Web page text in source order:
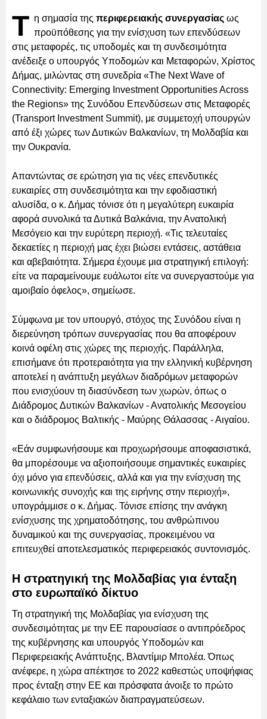
Τ η σημασία της περιφερειακής συνεργασίας ως
προϋπόθεσης για την ενίσχυση των επενδύσεων
στις μεταφορές, τις υποδομές και τη συνδεσιμότητα
ανέδειξε ο υπουργός Υποδομών και Μεταφορών, Χρίστος
Δήμας, μιλώντας στη συνεδρία «The Next Wave of
Connectivity: Emerging Investment Opportunities Across
the Regions» της Συνόδου Επενδύσεων στις Μεταφορές
(Transport Investment Summit), με συμμετοχή υπουργών
από έξι χώρες των Δυτικών Βαλκανίων, τη Μολδαβία και
την Ουκρανία.
Απαντώντας σε ερώτηση για τις νέες επενδυτικές
ευκαιρίες στη συνδεσιμότητα και την εφοδιαστική
αλυσίδα, ο κ. Δήμας τόνισε ότι η μεγαλύτερη ευκαιρία
αφορά συνολικά τα Δυτικά Βαλκάνια, την Ανατολική
Μεσόγειο και την ευρύτερη περιοχή. «Τις τελευταίες
δεκαετίες η περιοχή μας έχει βιώσει εντάσεις, αστάθεια
και αβεβαιότητα. Σήμερα έχουμε μια στρατηγική επιλογή:
είτε να παραμείνουμε ευάλωτοι είτε να συνεργαστούμε για
αμοιβαίο όφελος», σημείωσε.
Σύμφωνα με τον υπουργό, στόχος της Συνόδου είναι η
διερεύνηση τρόπων συνεργασίας που θα αποφέρουν
κοινά οφέλη στις χώρες της περιοχής. Παράλληλα,
επισήμανε ότι προτεραιότητα για την ελληνική κυβέρνηση
αποτελεί η ανάπτυξη μεγάλων διαδρόμων μεταφορών
που ενισχύουν τη διασύνδεση των χωρών, όπως ο
Διάδρομος Δυτικών Βαλκανίων - Ανατολικής Μεσογείου
και ο διάδρομος Βαλτικής - Μαύρης Θάλασσας - Αιγαίου.
«Εάν συμφωνήσουμε και προχωρήσουμε αποφασιστικά,
θα μπορέσουμε να αξιοποιήσουμε σημαντικές ευκαιρίες
όχι μόνο για επενδύσεις, αλλά και για την ενίσχυση της
κοινωνικής συνοχής και της ειρήνης στην περιοχή»,
υπογράμμισε ο κ. Δήμας. Τόνισε επίσης την ανάγκη
ενίσχυσης της χρηματοδότησης, του ανθρώπινου
δυναμικού και της συνεργασίας, προκειμένου να
επιτευχθεί αποτελεσματικός περιφερειακός συντονισμός.
Η στρατηγική της Μολδαβίας για ένταξη
στο ευρωπαϊκό δίκτυο
Τη στρατηγική της Μολδαβίας για ενίσχυση της
συνδεσιμότητας με την ΕΕ παρουσίασε ο αντιπρόεδρος
της κυβέρνησης και υπουργός Υποδομών και
Περιφερειακής Ανάπτυξης, Βλαντίμιρ Μπολέα. Όπως
ανέφερε, η χώρα απέκτησε το 2022 καθεστώς υποψήφιας
προς ένταξη στην ΕΕ και πρόσφατα άνοιξε το πρώτο
κεφάλαιο των ενταξιακών διαπραγματεύσεων.